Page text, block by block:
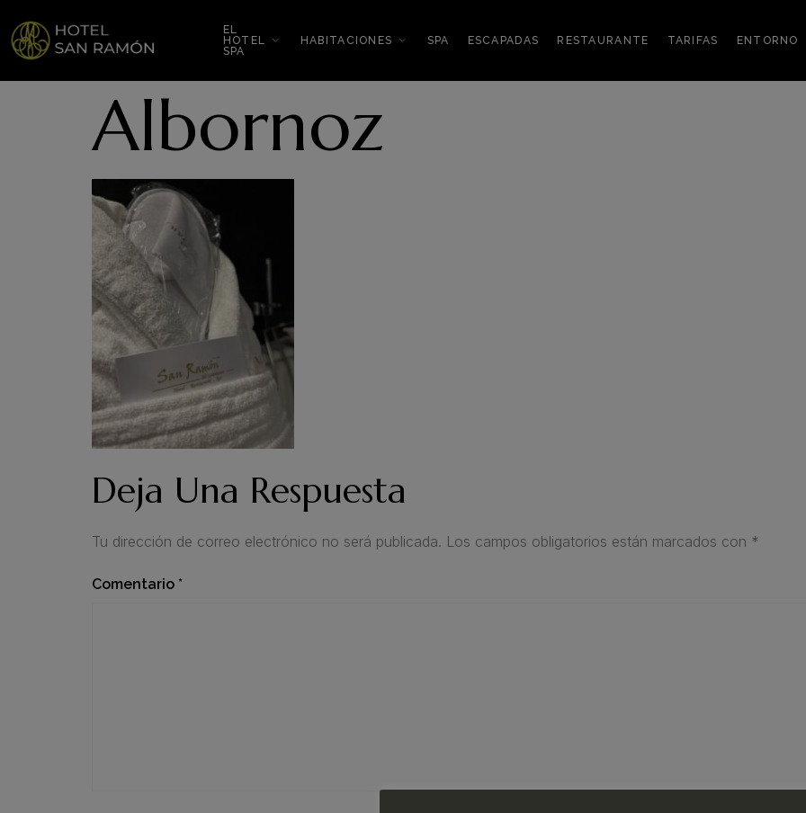
EL
HOTEL
SPA
HABITACIONES SPA ESCAPADAS RESTAURANTE TARIFAS ENTORNO
Albornoz
Deja Una Respuesta
Tu dirección de correo electrónico no será publicada. Los campos obligatorios están marcados con *
Comentario *